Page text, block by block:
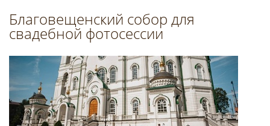
Благовещенский собор для
свадебной фотосессии